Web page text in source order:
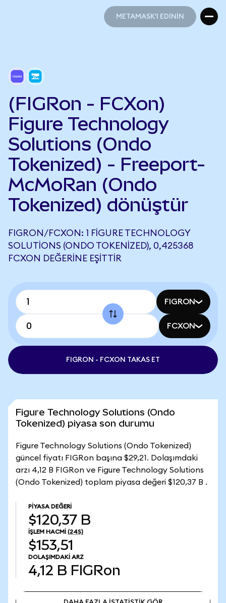
METAMASK'I EDİNİN
(FIGRon - FCXon)
Figure Technology
Solutions (Ondo
Tokenized) - Freeport-
McMoRan (Ondo
Tokenized) dönüştür
FIGRON/FCXON: 1 FIGURE TECHNOLOGY
SOLUTIONS (ONDO TOKENIZED), 0,425368
FCXON DEĞERINE EŞITTIR
FIGRON
FCXON
FIGRON - FCXON TAKAS ET
Figure Technology Solutions (Ondo
Tokenized) piyasa son durumu
Figure Technology Solutions (Ondo Tokenized)
güncel fiyatı FIGRon başına $29,21. Dolaşımdaki
arzı 4,12 B FIGRon ve Figure Technology Solutions
(Ondo Tokenized) toplam piyasa değeri $120,37 B .
PIYASA DEĞERI
$120,37 B
İŞLEM HACMI (24S)
$153,51
DOLAŞIMDAKI ARZ
4,12 B FIGRon